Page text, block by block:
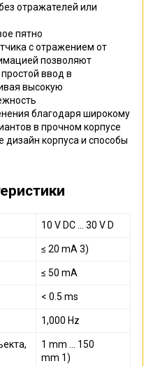
отражателей или
пятно
с отражением от
позволяют
ввод в
высокую
благодаря широкому
в прочном корпусе
дизайн корпуса и способы
10 V DC ... 30 V D
≤ 20 mA 3)
≤ 50 mA
< 0.5 ms
1,000 Hz
1 mm ... 150
mm 1)